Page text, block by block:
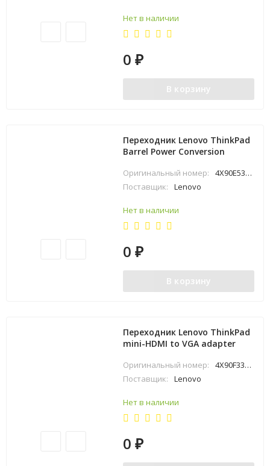
Нет в наличии
0₽
В корзину
Переходник Lenovo ThinkPad
Barrel Power Conversion
Оригинальный номер:
4X90E53069
Поставщик:
Lenovo
Нет в наличии
0₽
В корзину
Переходник Lenovo ThinkPad
mini-HDMI to VGA adapter
Оригинальный номер:
4X90F33442
Поставщик:
Lenovo
Нет в наличии
0₽